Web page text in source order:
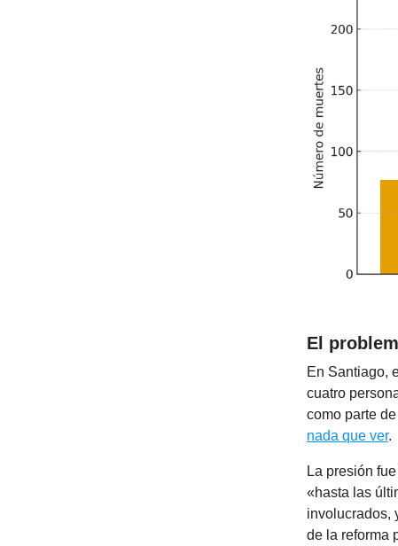
El
En Santiago,
cuatro
como parte
nada que ver.
La presión
«hasta las
involucrados,
de la reforma